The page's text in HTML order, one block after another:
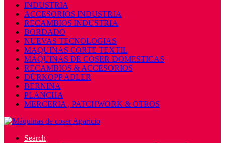
INDUSTRIA
ACCESORIOS INDUSTRIA
RECAMBIOS INDUSTRIA
BORDADO
NUEVAS TECNOLOGIAS
MAQUINAS CORTE TEXTIL
MÁQUINAS DE COSER DOMESTICAS
RECAMBIOS & ACCESORIOS
DÜRKOPP ADLER
BERNINA
PLANCHA
MERCERIA , PATCHWORK & OTROS
Search